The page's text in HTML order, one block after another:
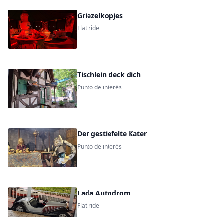
Griezelkopjes
Flat ride
Tischlein deck dich
Punto de interés
Der gestiefelte Kater
Punto de interés
Lada Autodrom
Flat ride